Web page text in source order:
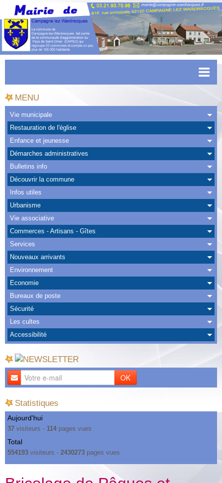
Accueil
Actualités
Facebook
CAPSO
Urbanisme
Transports
Agenda
Albums
Nous Contacter
MENU
Vie municipale
Restauration de l'église
Enfance et jeunesse
Démarches administratives
Bulletins info
Découvrir la commune
Infos utiles
Urbanisme
Vie associative
Commerces - Artisans - Gîtes
Services
Nouveaux arrivants
Environnement
Economie
Bureaux de poste
Sécurité
Les cultes
Accessibilité
OK
Statistiques
Aujourd'hui
37 visiteurs - 114 pages vues
Total
554193 visiteurs - 2430273 pages vues